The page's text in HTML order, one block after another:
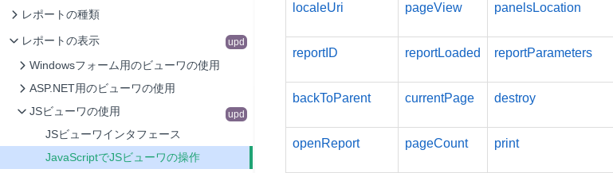
レポートの種類
レポートの表示 upd
Windowsフォーム用のビューワの使用
ASP.NET用のビューワの使用
JSビューワの使用
upd
JSビューワインタフェース
JavaScriptでJSビューワの操作
localeUri pageView panelsLocation
reportID reportLoaded reportParameters
backToParent currentPage destroy
openReport pageCount print